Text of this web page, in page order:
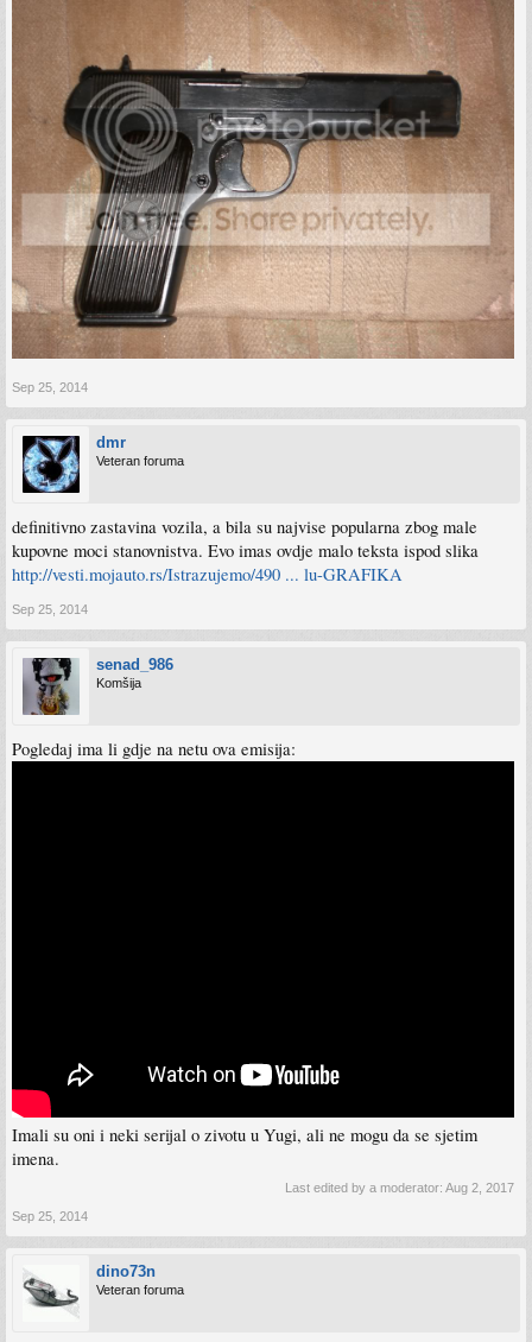
Sep 25, 2014
dmr
Veteran foruma
definitivno zastavina vozila, a bila su najvise popularna zbog male
kupovne moci stanovnistva. Evo imas ovdje malo teksta ispod slika
http://vesti.mojauto.rs/Istrazujemo/490 ... lu-GRAFIKA
Sep 25, 2014
senad_986
Komšija
Pogledaj ima li gdje na netu ova emisija:
Imali su oni i neki serijal o zivotu u Yugi, ali ne mogu da se sjetim
imena.
Last edited by a moderator: Aug 2, 2017
Sep 25, 2014
dino73n
Veteran foruma